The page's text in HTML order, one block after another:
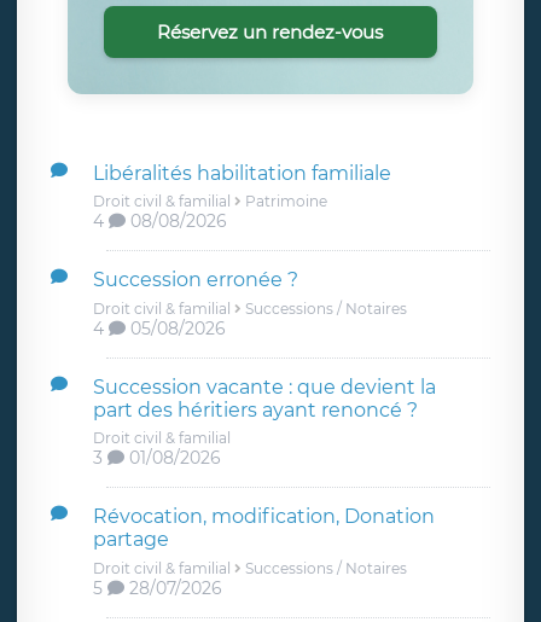
Libéralités habilitation familiale
Droit civil & familial Patrimoine
4 08/08/2026
Succession erronée ?
Droit civil & familial Successions / Notaires
4 05/08/2026
Succession vacante : que devient la
part des héritiers ayant renoncé ?
Droit civil & familial
3 01/08/2026
Révocation, modification, Donation
partage
Droit civil & familial Successions / Notaires
5 28/07/2026
Réservez un rendez-vous